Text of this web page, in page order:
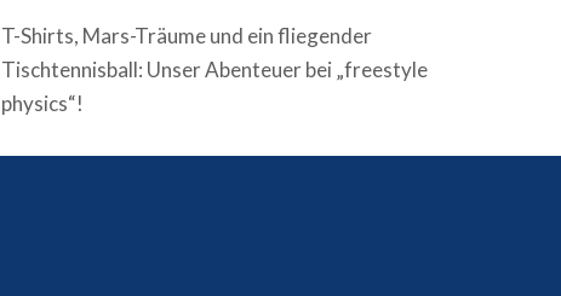
T-Shirts, Mars-Träume und ein fliegender
Tischtennisball: Unser Abenteuer bei „freestyle
physics“!